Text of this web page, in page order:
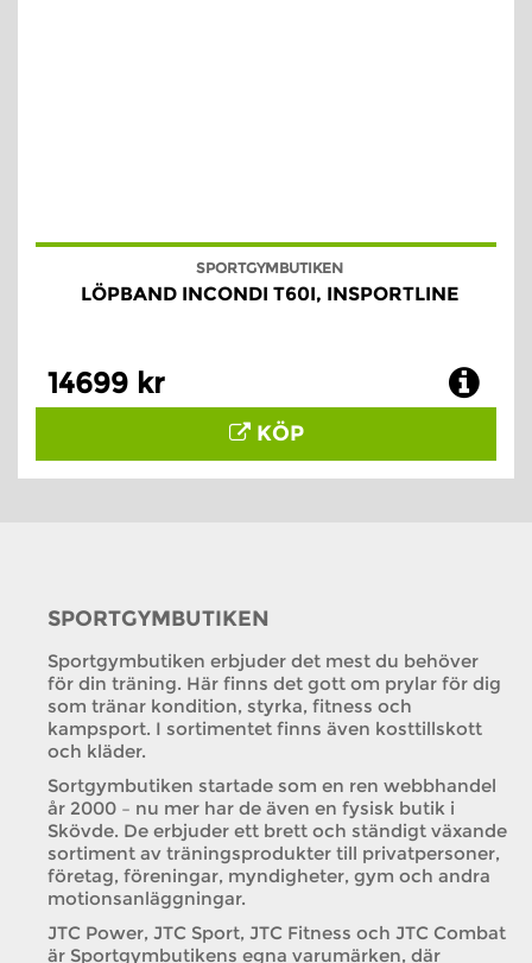
SPORTGYMBUTIKEN
LÖPBAND INCONDI T60I, INSPORTLINE
14699 kr
KÖP
SPORTGYMBUTIKEN
Sportgymbutiken erbjuder det mest du behöver
för din träning. Här finns det gott om prylar för dig
som tränar kondition, styrka, fitness och
kampsport. I sortimentet finns även kosttillskott
och kläder.
Sortgymbutiken startade som en ren webbhandel
år 2000 – nu mer har de även en fysisk butik i
Skövde. De erbjuder ett brett och ständigt växande
sortiment av träningsprodukter till privatpersoner,
företag, föreningar, myndigheter, gym och andra
motionsanläggningar.
JTC Power, JTC Sport, JTC Fitness och JTC Combat
är Sportgymbutikens egna varumärken, där